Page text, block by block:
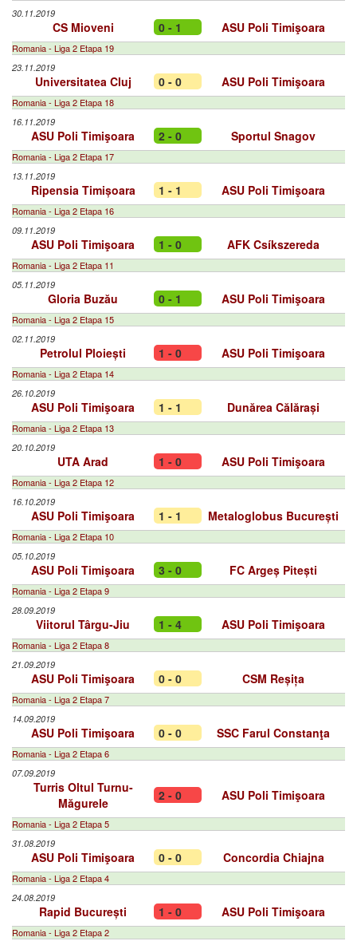
30.11.2019
CS Mioveni 0 - 1 ASU Poli Timişoara
Romania - Liga 2 Etapa 19
23.11.2019
Universitatea Cluj 0 - 0 ASU Poli Timişoara
Romania - Liga 2 Etapa 18
16.11.2019
ASU Poli Timişoara 2 - 0 Sportul Snagov
Romania - Liga 2 Etapa 17
13.11.2019
Ripensia Timișoara 1 - 1 ASU Poli Timişoara
Romania - Liga 2 Etapa 16
09.11.2019
ASU Poli Timişoara 1 - 0 AFK Csíkszereda
Romania - Liga 2 Etapa 11
05.11.2019
Gloria Buzău 0 - 1 ASU Poli Timişoara
Romania - Liga 2 Etapa 15
02.11.2019
Petrolul Ploiești 1 - 0 ASU Poli Timişoara
Romania - Liga 2 Etapa 14
26.10.2019
ASU Poli Timişoara 1 - 1 Dunărea Călărași
Romania - Liga 2 Etapa 13
20.10.2019
UTA Arad 1 - 0 ASU Poli Timişoara
Romania - Liga 2 Etapa 12
16.10.2019
ASU Poli Timişoara 1 - 1 Metaloglobus București
Romania - Liga 2 Etapa 10
05.10.2019
ASU Poli Timişoara 3 - 0 FC Argeș Pitești
Romania - Liga 2 Etapa 9
28.09.2019
Viitorul Târgu-Jiu 1 - 4 ASU Poli Timişoara
Romania - Liga 2 Etapa 8
21.09.2019
ASU Poli Timişoara 0 - 0 CSM Reșița
Romania - Liga 2 Etapa 7
14.09.2019
ASU Poli Timişoara 0 - 0 SSC Farul Constanţa
Romania - Liga 2 Etapa 6
07.09.2019
Turris Oltul Turnu-
Măgurele
2 - 0 ASU Poli Timişoara
Romania - Liga 2 Etapa 5
31.08.2019
ASU Poli Timişoara 0 - 0 Concordia Chiajna
Romania - Liga 2 Etapa 4
24.08.2019
Rapid București 1 - 0 ASU Poli Timişoara
Romania - Liga 2 Etapa 2